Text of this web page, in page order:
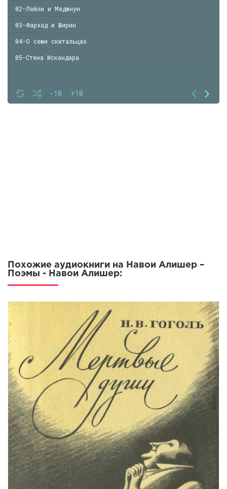
-10 +10
02-Лейли и Меджнун
03-Фархад и Ширин
04-О семи скитальцах
05-Стена Искандара
Похожие аудиокниги на Навои Алишер –
Поэмы - Навои Алишер: